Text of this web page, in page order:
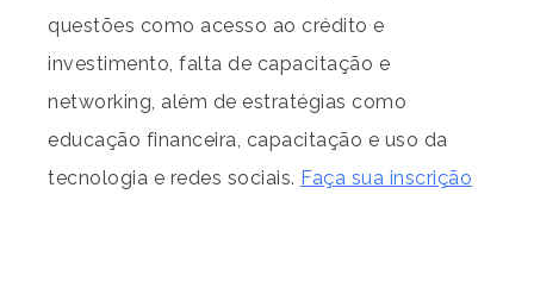
questões como acesso ao crédito e
investimento, falta de capacitação e
networking, além de estratégias como
educação financeira, capacitação e uso da
tecnologia e redes sociais. Faça sua inscrição